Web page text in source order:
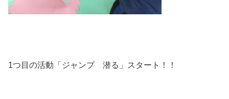
1つ目の活動「ジャンプ 潜る」スタート！！